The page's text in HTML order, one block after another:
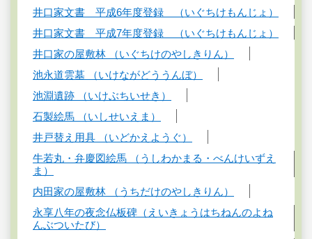
井口家文書 平成6年度登録 （いぐちけもんじょ）
井口家文書 平成7年度登録 （いぐちけもんじょ）
井口家の屋敷林 （いぐちけのやしきりん）
池永道雲墓 （いけながどううんぼ）
池淵遺跡 （いけぶちいせき）
石製絵馬 （いしせいえま）
井戸替え用具 （いどかえようぐ）
牛若丸・弁慶図絵馬 （うしわかまる・べんけいずえ
ま）
内田家の屋敷林 （うちだけのやしきりん）
永享八年の夜念仏板碑（えいきょうはちねんのよね
んぶついたび）